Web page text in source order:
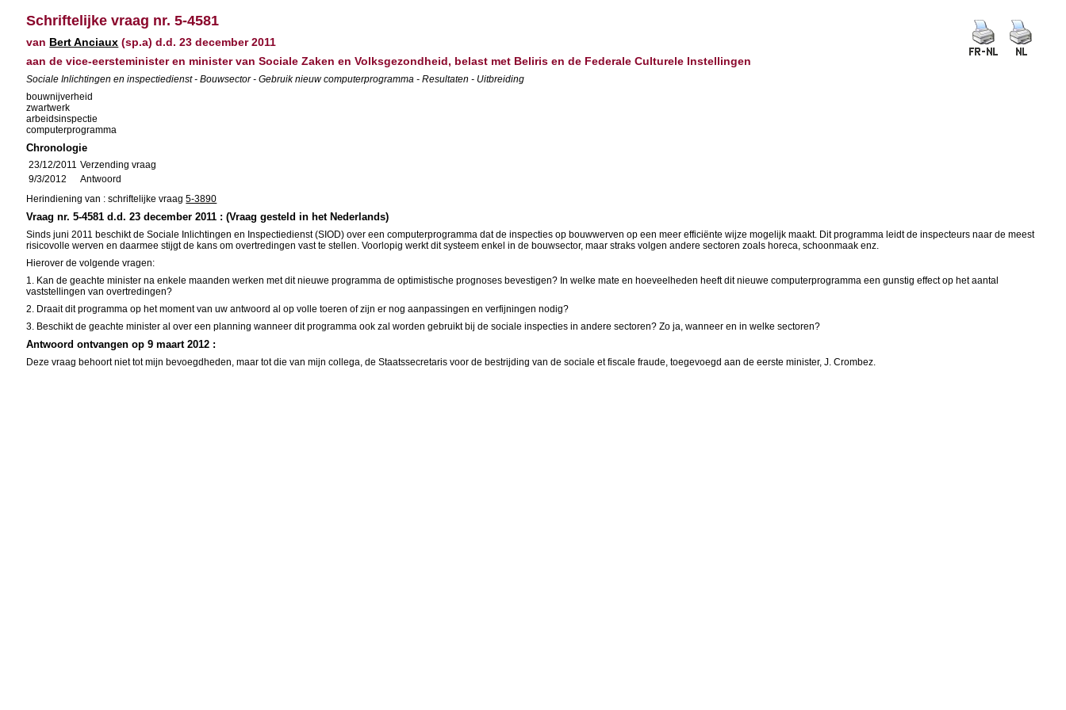
Schriftelijke vraag nr. 5-4581
van Bert Anciaux (sp.a) d.d. 23 december 2011
aan de vice-eersteminister en minister van Sociale Zaken en Volksgezondheid, belast met Beliris en de Federale Culturele Instellingen
Sociale Inlichtingen en inspectiedienst - Bouwsector - Gebruik nieuw computerprogramma - Resultaten - Uitbreiding
bouwnijverheid
zwartwerk
arbeidsinspectie
computerprogramma
Chronologie
23/12/2011 Verzending vraag
9/3/2012
Antwoord
Herindiening van : schriftelijke vraag5-3890
Vraag nr. 5-4581 d.d. 23 december 2011 : (Vraag gesteld in het Nederlands)
Sinds juni 2011 beschikt de Sociale Inlichtingen en Inspectiedienst (SIOD) over een computerprogramma dat de inspecties op bouwwerven op een meer efficiënte wijze mogelijk maakt. Dit programma leidt de inspecteurs naar de meest
risicovolle werven en daarmee stijgt de kans om overtredingen vast te stellen. Voorlopig werkt dit systeem enkel in de bouwsector, maar straks volgen andere sectoren zoals horeca, schoonmaak enz.
Hierover de volgende vragen:
1. Kan de geachte minister na enkele maanden werken met dit nieuwe programma de optimistische prognoses bevestigen? In welke mate en hoeveelheden heeft dit nieuwe computerprogramma een gunstig effect op het aantal
vaststellingen van overtredingen?
2. Draait dit programma op het moment van uw antwoord al op volle toeren of zijn er nog aanpassingen en verfijningen nodig?
3. Beschikt de geachte minister al over een planning wanneer dit programma ook zal worden gebruikt bij de sociale inspecties in andere sectoren? Zo ja, wanneer en in welke sectoren?
Antwoord ontvangen op 9 maart 2012 :
Deze vraag behoort niet tot mijn bevoegdheden, maar tot die van mijn collega, de Staatssecretaris voor de bestrijding van de sociale et fiscale fraude, toegevoegd aan de eerste minister, J. Crombez.